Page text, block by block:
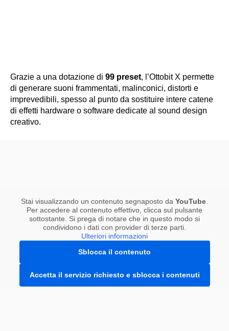
Grazie a una dotazione di 99 preset, l’Ottobit X permette
di generare suoni frammentati, malinconici, distorti e
imprevedibili, spesso al punto da sostituire intere catene
di effetti hardware o software dedicate al sound design
creativo.
Stai visualizzando un contenuto segnaposto da YouTube.
Per accedere al contenuto effettivo, clicca sul pulsante
sottostante. Si prega di notare che in questo modo si
condividono i dati con provider di terze parti.
Ulteriori informazioni
Sblocca il contenuto
Accetta il servizio richiesto e sblocca i contenuti